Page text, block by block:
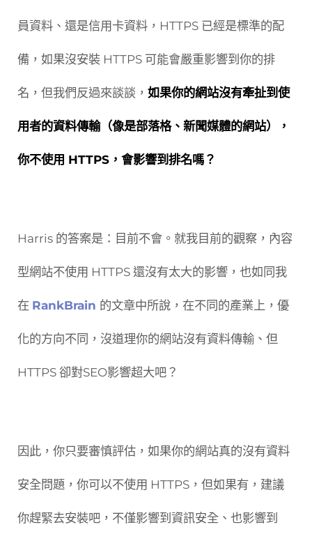
員資料、還是信用卡資料，HTTPS 已經是標準的配
備，如果沒安裝 HTTPS 可能會嚴重影響到你的排
名，但我們反過來談談， 如果你的網站沒有牽扯到使
用者的資料傳輸（像是部落格、新聞媒體的網站），
你不使用 HTTPS，會影響到排名嗎？
Harris 的答案是：目前不會。就我目前的觀察，內容
型網站不使用 HTTPS 還沒有太大的影響，也如同我
在 RankBrain 的文章中所說，在不同的產業上，優
化的方向不同，沒道理你的網站沒有資料傳輸、但
HTTPS 卻對SEO影響超大吧？
因此，你只要審慎評估，如果你的網站真的沒有資料
安全問題，你可以不使用 HTTPS，但如果有，建議
你趕緊去安裝吧，不僅影響到資訊安全、也影響到